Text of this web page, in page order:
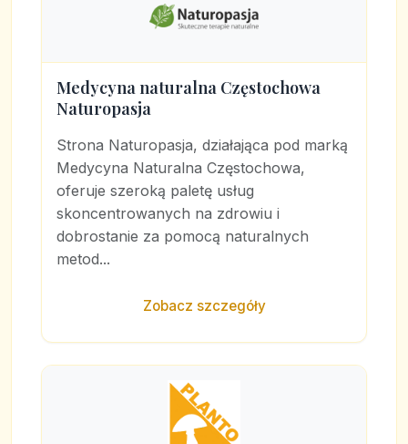
Medycyna naturalna Częstochowa
Naturopasja
Strona Naturopasja, działająca pod marką
Medycyna Naturalna Częstochowa,
oferuje szeroką paletę usług
skoncentrowanych na zdrowiu i
dobrostanie za pomocą naturalnych
metod...
Zobacz szczegóły